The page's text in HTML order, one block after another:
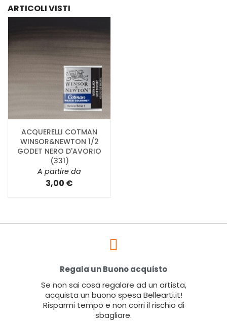
ARTICOLI VISTI
ACQUERELLI COTMAN
WINSOR&NEWTON 1/2
GODET NERO D'AVORIO
(331)
A partire da
3,00 €
Regala un Buono acquisto
Se non sai cosa regalare ad un artista,
acquista un buono spesa Bellearti.it!
Risparmi tempo e non corri il rischio di
sbagliare.